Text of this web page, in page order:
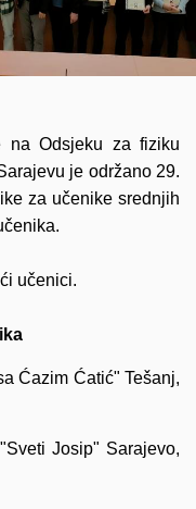
na Odsjeku za fiziku
je održano 29.
za učenike srednjih
učenici.
Ćazim Ćatić" Tešanj,
Josip" Sarajevo,